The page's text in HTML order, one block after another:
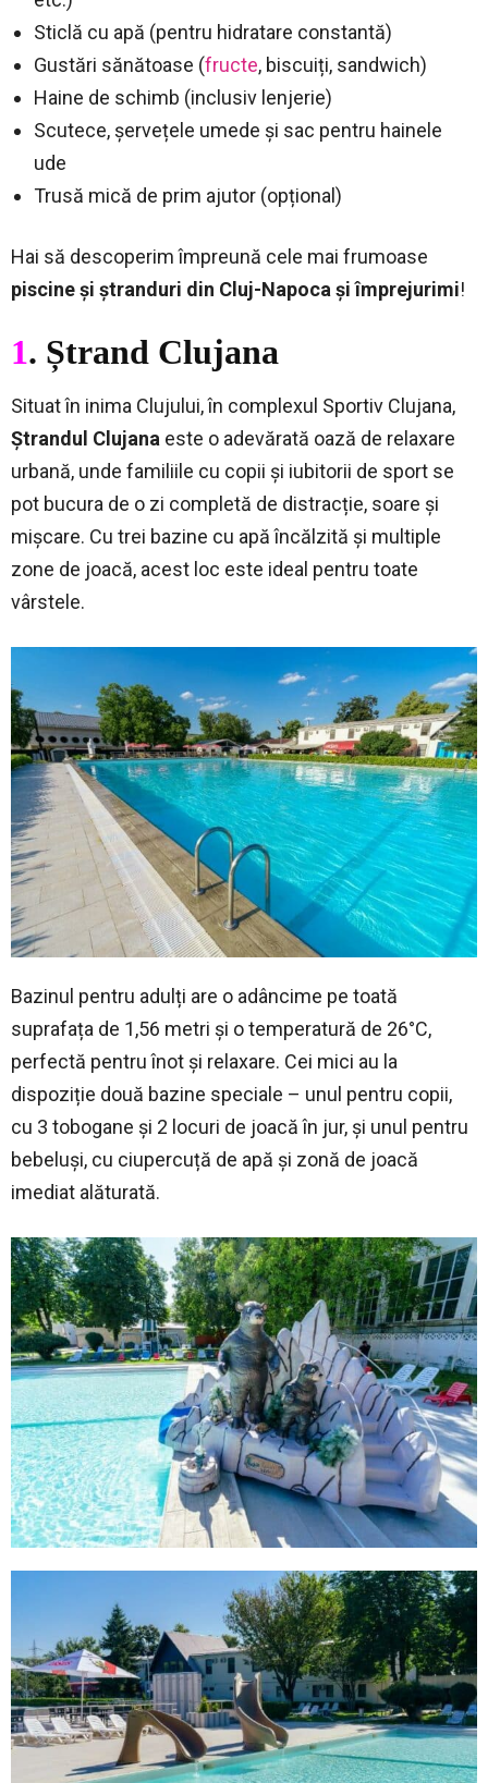
Sticlă cu apă (pentru hidratare constantă)
Gustări sănătoase (fructe, biscuiți, sandwich)
Haine de schimb (inclusiv lenjerie)
Scutece, șervețele umede și sac pentru hainele
ude
Trusă mică de prim ajutor (opțional)
Hai să descoperim împreună cele mai frumoase
piscine și ștranduri din Cluj-Napoca și împrejurimi!
1. Ștrand Clujana
Situat în inima Clujului, în complexul Sportiv Clujana,
Ștrandul Clujana este o adevărată oază de relaxare
urbană, unde familiile cu copii și iubitorii de sport se
pot bucura de o zi completă de distracție, soare și
mișcare. Cu trei bazine cu apă încălzită și multiple
zone de joacă, acest loc este ideal pentru toate
vârstele.
Bazinul pentru adulți are o adâncime pe toată
suprafața de 1,56 metri și o temperatură de 26°C,
perfectă pentru înot și relaxare. Cei mici au la
dispoziție două bazine speciale – unul pentru copii,
cu 3 tobogane și 2 locuri de joacă în jur, și unul pentru
bebeluși, cu ciupercuță de apă și zonă de joacă
imediat alăturată.